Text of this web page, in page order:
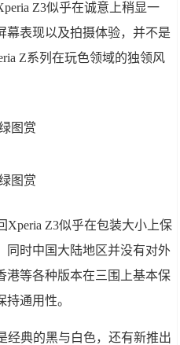
Z3似乎在诚意上稍显一
幕表现以及拍摄体验，并不是
Z系列在玩色领域的独领风
Xperia Z3似乎在包装大小上保
同时中国大陆地区并没有对外
港等各种版本在三围上基本保
通用性。
经典的黑与白色，还有新推出